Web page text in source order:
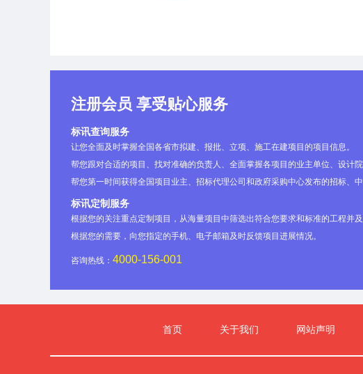
注册会员 享受贴心服务
标讯查询服务
让您全面及时掌握全国各省市拟建、报批、立项、施工在建项目的项目信息。
帮您跟对合适的项目、找对准确的负责人、全面掌握各项目的业主单位、设计
帮您第一时间获得全国项目业主、招标代理公司和政府采购中心发布的招标、中
标讯定制服务
根据您的关注重点定制项目，从海量项目中筛选出符合您要求和标准的工程并
根据您的需要，向您指定的手机、电子邮箱及时反馈项目进展情况。
咨询热线： 4000-156-001
首页 关于我们 网站声明